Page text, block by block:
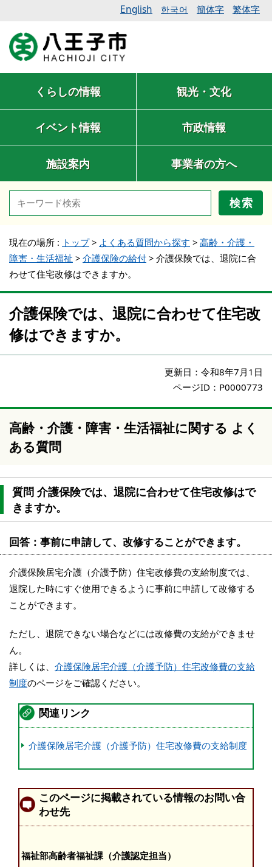
English 한국어 簡体字 繁体字
くらしの情報 観光・文化
イベント情報 市政情報
施設案内 事業者の方へ
検索
現在の場所 : トップ> よくある質問から探す > 高齢・介護・
障害・生活福祉 > 介護保険の給付 > 介護保険では、退院に合
わせて住宅改修はできますか。
介護保険では、退院に合わせて住宅改
修はできますか。
更新日： 令和8年7月1日
ページID：P0000773
高齢・介護・障害・生活福祉に関する よく
ある質問
質問 介護保険では、退院に合わせて住宅改修はで
きますか。
回答：事前に申請して、改修することができます。
介護保険居宅介護（介護予防）住宅改修費の支給制度では、
退院した時にすぐ使用できるように事前に申請して改修する
ことができます。
ただし、退院できない場合などには改修費の支給ができませ
ん。
詳しくは、 介護保険居宅介護（介護予防）住宅改修費の支給
制度のページをご確認ください。
関連リンク
介護保険居宅介護（介護予防）住宅改修費の支給制度
このページに掲載されている情報のお問い合
わせ先
福祉部高齢者福祉課（介護認定担当）